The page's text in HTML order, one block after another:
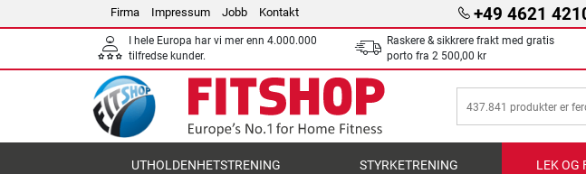
Firma Impressum Jobb Kontakt +49 4621
I hele Europa har vi mer enn 4.000.000
tilfredse kunder.
Raskere & sikkrere frakt med gratis
porto fra 2 500,00 kr
UTHOLDENHETSTRENING STYRKETRENING LEK OG